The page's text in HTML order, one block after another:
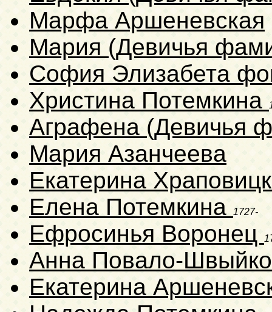
Марфа Аршеневская
Мария (Девичья
София Элизабета
Христина Потемкина
Аграфена (Девичья
Мария Азанчеева
Екатерина
Елена Потемкина
1727-
Ефросинья Воронец
Анна Повало-
Екатерина